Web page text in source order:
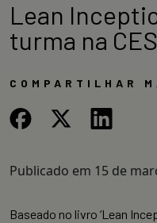
Lean
turma na
COMPARTILHAR
Publicado em 15 de
Baseado no livro ‘Lean